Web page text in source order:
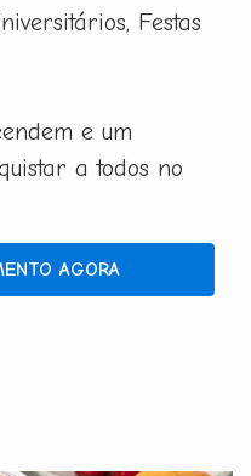
Festas
e um
a todos no
AGORA